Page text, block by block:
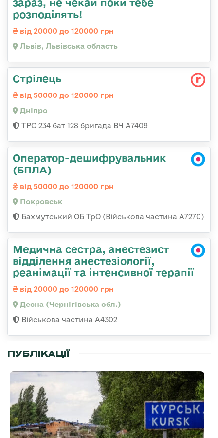
зараз, не чекай поки тебе
розподілять!
від 20000 до 120000 грн
Львів, Львівська область
Стрілець
від 50000 до 120000 грн
Дніпро
ТРО 234 бат 128 бригада ВЧ А7409
Оператор-дешифрувальник
(БПЛА)
від 50000 до 120000 грн
Покровськ
Бахмутський ОБ ТрО (Військова частина А7270)
Медична сестра, анестезист
відділення анестезіології,
реанімації та інтенсивної терапії
від 20000 до 120000 грн
Десна (Чернігівська обл.)
Військова частина А4302
ПУБЛІКАЦІЇ